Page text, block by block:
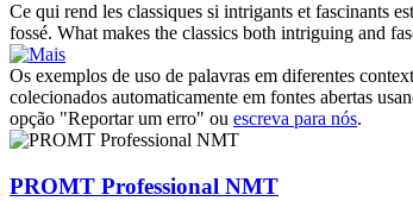
Ce qui rend les classiques si intrigants et fascinants
fossé. What makes the classics both intriguing and
Os exemplos de uso de palavras em diferentes
colecionados automaticamente em fontes abertas
opção "Reportar um erro" ou escreva para nós.
PROMT Professional NMT